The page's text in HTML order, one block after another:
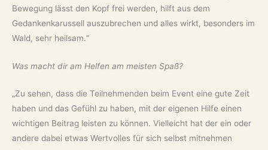
Bewegung lässt den Kopf frei werden, hilft aus dem
Gedankenkarussell auszubrechen und alles wirkt, besonders im
Wald, sehr heilsam.“
Was macht dir am Helfen am meisten Spaß?
„Zu sehen, dass die Teilnehmenden beim Event eine gute Zeit
haben und das Gefühl zu haben, mit der eigenen Hilfe einen
wichtigen Beitrag leisten zu können. Vielleicht hat der ein oder
andere dabei etwas Wertvolles für sich selbst mitnehmen